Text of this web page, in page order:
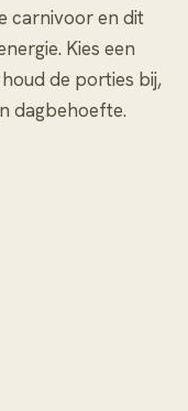
carnivoor en dit
Kies een
de porties bij,
dagbehoefte.